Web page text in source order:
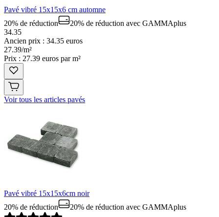
Pavé vibré 15x15x6 cm automne
20% de réduction
20% de réduction avec GAMMAplus
34.35
Ancien prix : 34.35 euros
27.39/m²
Prix : 27.39 euros par m²
Voir tous les articles pavés
Pavé vibré 15x15x6cm noir
20% de réduction
20% de réduction avec GAMMAplus